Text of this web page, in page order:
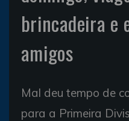
brincadeira e
amigos
Mal deu tempo de
para a Primeira